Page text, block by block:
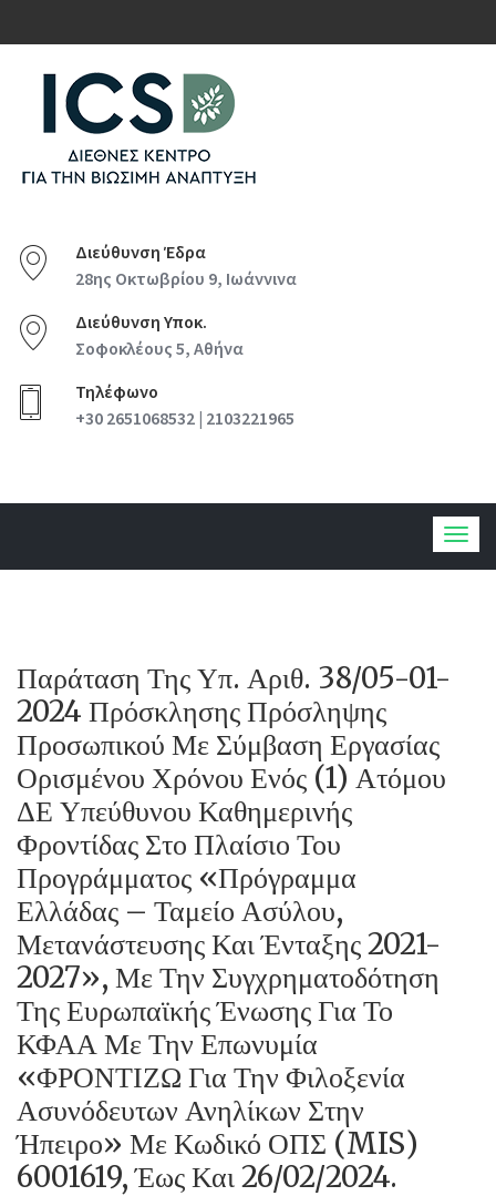
Διεύθυνση Έδρα
28ης Οκτωβρίου 9, Ιωάννινα
Διεύθυνση Υποκ.
Σοφοκλέους 5, Αθήνα
Τηλέφωνο
+30 2651068532 | 2103221965
Παράταση Της Υπ. Αριθ. 38/05-01-
2024 Πρόσκλησης Πρόσληψης
Προσωπικού Με Σύμβαση Εργασίας
Ορισμένου Χρόνου Ενός (1) Ατόμου
ΔΕ Υπεύθυνου Καθημερινής
Φροντίδας Στο Πλαίσιο Του
Προγράμματος «Πρόγραμμα
Ελλάδας – Ταμείο Ασύλου,
Μετανάστευσης Και Ένταξης 2021-
2027», Με Την Συγχρηματοδότηση
Της Ευρωπαϊκής Ένωσης Για Το
ΚΦΑΑ Με Την Επωνυμία
«ΦΡΟΝΤΙΖΩ Για Την Φιλοξενία
Ασυνόδευτων Ανηλίκων Στην
Ήπειρο» Με Κωδικό ΟΠΣ (MIS)
6001619, Έως Και 26/02/2024.